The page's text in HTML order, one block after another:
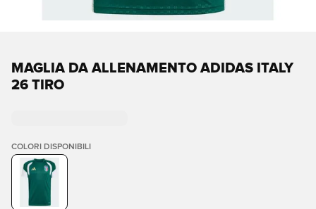
MAGLIA DA ALLENAMENTO ADIDAS ITALY
26 TIRO
COLORI DISPONIBILI